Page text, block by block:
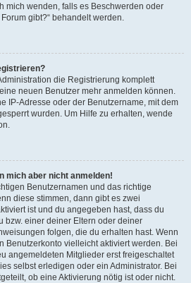
mich wenden, falls es Beschwerden oder
gibt?“ behandelt werden.
die Registrierung komplett
neuen Benutzer mehr anmelden können.
IP-Adresse oder der Benutzername, mit dem
wurden. Um Hilfe zu erhalten, wende
mich aber nicht anmelden!
Benutzernamen und das richtige
diese stimmen, dann gibt es zwei
ist und du angegeben hast, dass du
bzw. einer deiner Eltern oder deiner
folgen, die du erhalten hast. Wenn
Benutzerkonto vielleicht aktiviert werden. Bei
angemeldeten Mitglieder erst freigeschaltet
selbst erledigen oder ein Administrator. Bei
ob eine Aktivierung nötig ist oder nicht.